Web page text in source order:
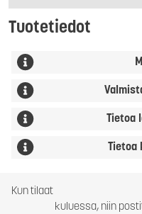
Tuotetiedot
Tietoa
Tietoa
Kun tilaat
kuluessa, niin